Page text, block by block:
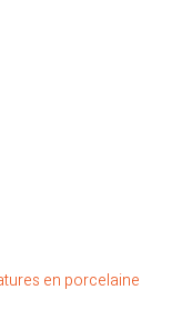
en porcelaine